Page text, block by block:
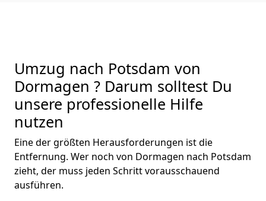
Umzug nach Potsdam von
Dormagen ? Darum solltest Du
unsere professionelle Hilfe
nutzen
Eine der größten Herausforderungen ist die
Entfernung. Wer noch von Dormagen nach Potsdam
zieht, der muss jeden Schritt vorausschauend
ausführen.